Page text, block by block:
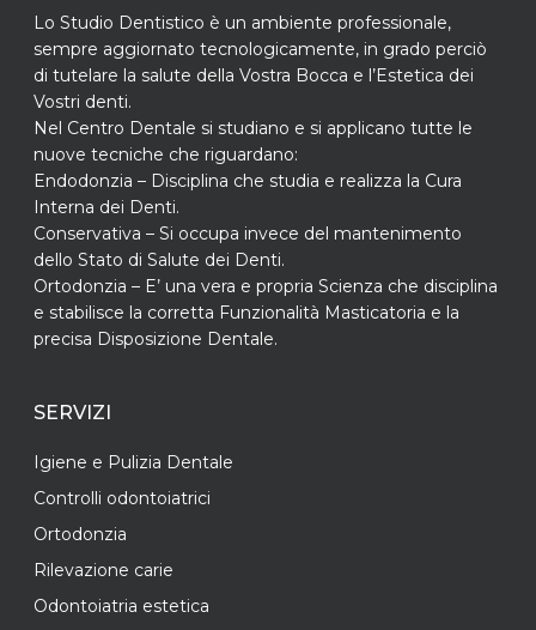
Lo Studio Dentistico è un ambiente professionale,
sempre aggiornato tecnologicamente, in grado perciò
di tutelare la salute della Vostra Bocca e l’Estetica dei
Vostri denti.
Nel Centro Dentale si studiano e si applicano tutte le
nuove tecniche che riguardano:
Endodonzia – Disciplina che studia e realizza la Cura
Interna dei Denti.
Conservativa – Si occupa invece del mantenimento
dello Stato di Salute dei Denti.
Ortodonzia – E’ una vera e propria Scienza che disciplina
e stabilisce la corretta Funzionalità Masticatoria e la
precisa Disposizione Dentale.
SERVIZI
Igiene e Pulizia Dentale
Controlli odontoiatrici
Ortodonzia
Rilevazione carie
Odontoiatria estetica